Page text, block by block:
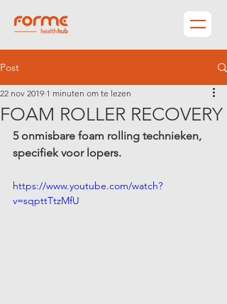
Post
FOAM ROLLER RECOVERY
22 nov 2019 1 minuten om te lezen
5 onmisbare foam rolling technieken,
specifiek voor lopers.
https://www.youtube.com/watch?
v=sqpttTtzMfU